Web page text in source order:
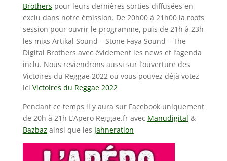
Brothers pour leurs dernières sorties diffusées en
exclu dans notre émission. De 20h00 à 21h00 la roots
session pour ouvrir le programme, puis de 21h à 23h
les mixs Artikal Sound – Stone Faya Sound – The
Digital Brothers avec évidement les news et l’agenda
inclu. Nous reviendrons aussi sur l’ouverture des
Victoires du Reggae 2022 ou vous pouvez déjà votez
ici Victoires du Reggae 2022
Pendant ce temps il y aura sur Facebook uniquement
de 20h à 21h L’Apero Reggae.fr avec Manudigital &
Bazbaz ainsi que les Jahneration